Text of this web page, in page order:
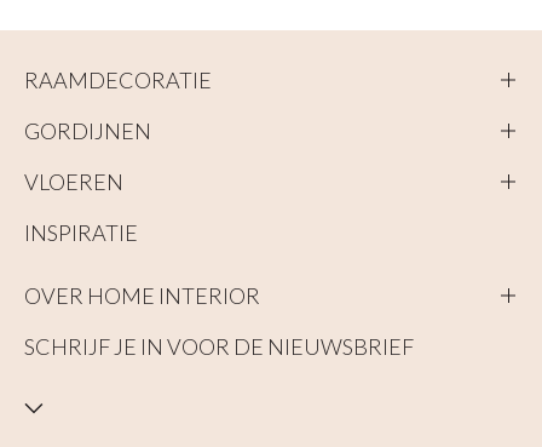
RAAMDECORATIE
GORDIJNEN
VLOEREN
INSPIRATIE
OVER HOME INTERIOR
SCHRIJF JE IN VOOR DE NIEUWSBRIEF